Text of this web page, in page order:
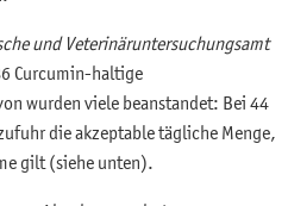
und Veterinär­untersuchungsamt
Curcumin-haltige
wurden viele beanstandet: Bei 44
die akzeptable tägliche Menge,
gilt (siehe unten).